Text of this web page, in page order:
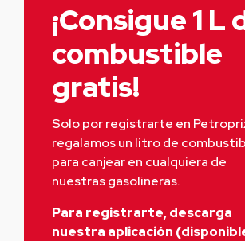
¡Consigue 1 L
combustible
gratis!
Solo por registrarte en
regalamos un litro de
para canjear en cualquiera de
nuestras gasolineras.
Para registrarte, descarga
nuestra aplicación